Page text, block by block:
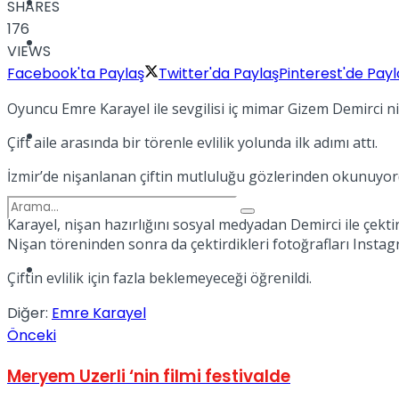
Dünya
Türkiye
Podcast
No Result
SHARES
176
VIEWS
Facebook'ta Paylaş
Twitter'da PaylaşPinterest'de
Oyuncu Emre Karayel ile sevgilisi iç mimar Gizem Demirci
Çift aile arasında bir törenle evlilik yolunda ilk adımı attı.
İzmir’de nişanlanan çiftin mutluluğu gözlerinden
Karayel, nişan hazırlığını sosyal medyadan Demirci ile
Nişan töreninden sonra da çektirdikleri fotoğrafları
Çiftin evlilik için fazla beklemeyeceği öğrenildi.
Diğer: Emre Karayel
Önceki
Meryem Uzerli ‘nin filmi festivalde